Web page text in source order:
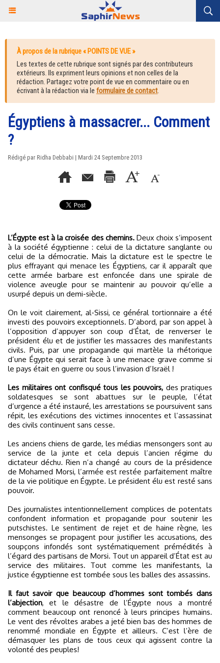
À propos de la rubrique « POINTS DE VUE »
Les textes de cette rubrique sont signés par des contributeurs
extérieurs. Ils expriment leurs opinions et non celles de la
rédaction. Partagez votre point de vue en commentaire ou en
écrivant à la rédaction via le formulaire de contact.
Égyptiens à massacrer... Comment
?
Rédigé par Ridha Debbabi | Mardi 24 Septembre 2013
L’Égypte est à la croisée des chemins. Deux choix s’imposent
à la société égyptienne : celui de la dictature sanglante ou
celui de la démocratie. Mais la dictature est le spectre le
plus effrayant qui menace les Égyptiens, car il apparaît que
cette armée barbare est enfoncée dans une spirale de
violence aveugle pour se maintenir au pouvoir qu’elle a
usurpé depuis un demi-siècle.
On le voit clairement, al-Sissi, ce général tortionnaire a été
investi des pouvoirs exceptionnels. D’abord, par son appel à
l’opposition d’appuyer son coup d’État, de renverser le
président élu et de justifier les massacres des manifestants
civils. Puis, par une propagande qui martèle la rhétorique
d’une Égypte qui serait face à une menace grave comme si
le pays était en guerre ou sous l’invasion d’Israël !
Les militaires ont confisqué tous les pouvoirs, des pratiques
soldatesques se sont abattues sur le peuple, l’état
d’urgence a été instauré, les arrestations se poursuivent sans
répit, les exécutions des victimes innocentes et l’assassinat
des civils continuent sans cesse.
Les anciens chiens de garde, les médias mensongers sont au
service de la junte et cela depuis l’ancien régime du
dictateur déchu. Rien n’a changé au cours de la présidence
de Mohamed Morsi, l’armée est restée parfaitement maître
de la vie politique en Égypte. Le président élu est resté sans
pouvoir.
Des journalistes intentionnellement complices de potentats
confondent information et propagande pour soutenir les
putschistes. Le sentiment de rejet et de haine règne, les
mensonges se propagent pour justifier les accusations, des
soupçons infondés sont systématiquement prémédités à
l’égard des partisans de Morsi. Tout un appareil d’État est au
service des militaires. Tout comme les manifestants, la
justice égyptienne est tombée sous les balles des assassins.
Il faut savoir que beaucoup d’hommes sont tombés dans
l’abjection, et le désastre de l’Égypte nous a montré
comment beaucoup ont renoncé à leurs principes humains.
Le vent des révoltes arabes a jeté bien bas des hommes de
renommé mondiale en Égypte et ailleurs. C’est l’ère de
démasquer les plans de tous ceux qui agissent contre la
volonté des peuples!